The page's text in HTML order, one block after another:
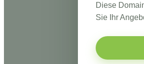
Diese
Sie Ihr